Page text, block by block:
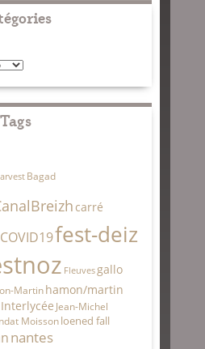
Tags
arvest Bagad
carré
COVID19fest-deiz
Fleuvesgallo
Martin hamon/martin
Interlycée Jean-Michel
Moisson loened fall
nantes